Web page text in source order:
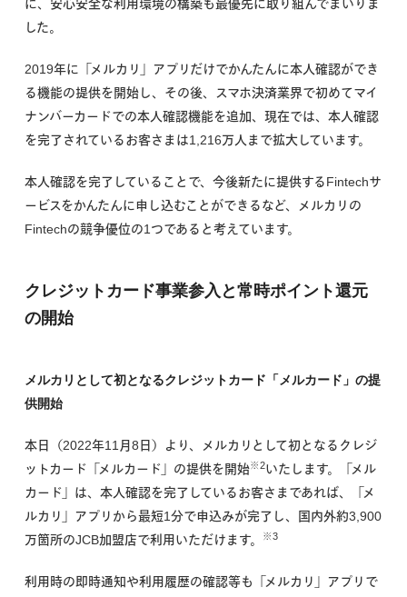
に、安心安全な利用環境の構築も最優先に取り組んでまいりま
した。
2019年に「メルカリ」アプリだけでかんたんに本人確認ができ
る機能の提供を開始し、その後、スマホ決済業界で初めてマイ
ナンバーカードでの本人確認機能を追加、現在では、本人確認
を完了されているお客さまは1,216万人まで拡大しています。
本人確認を完了していることで、今後新たに提供するFintechサ
ービスをかんたんに申し込むことができるなど、メルカリの
Fintechの競争優位の1つであると考えています。
クレジットカード事業参入と常時ポイント還元
の開始
メルカリとして初となるクレジットカード「メルカード」の提
供開始
本日（2022年11月8日）より、メルカリとして初となるクレジ
ットカード「メルカード」の提供を開始※2いたします。「メル
カード」は、本人確認を完了しているお客さまであれば、「メ
ルカリ」アプリから最短1分で申込みが完了し、国内外約3,900
万箇所のJCB加盟店で利用いただけます。
※3
利用時の即時通知や利用履歴の確認等も「メルカリ」アプリで